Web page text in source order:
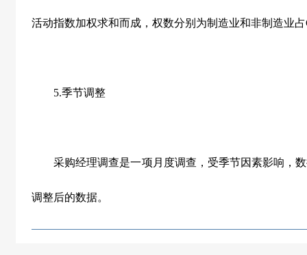
活动指数加权求和而成，权数分别为制造业和非制造业占
5.季节调整
采购经理调查是一项月度调查，受季节因素影响，数
调整后的数据。